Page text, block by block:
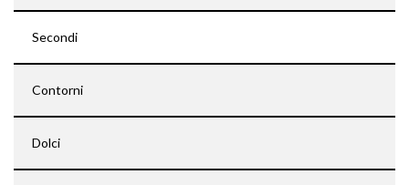
Secondi
Contorni
Dolci